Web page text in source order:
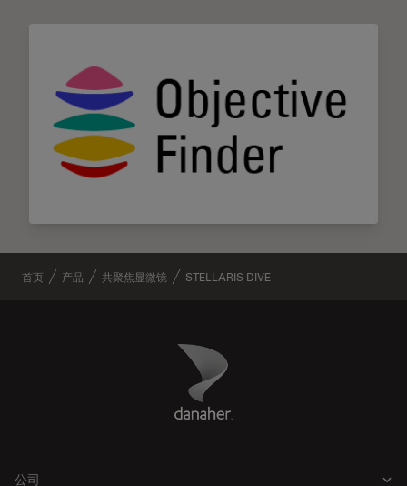
首页 产品 共聚焦显微镜 STELLARIS DIVE
Danaher Logo
公司